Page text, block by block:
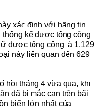
xác định với hãng tin
thống kế được tổng cộng
được tổng cộng là 1.129
này liên quan đến 629
hồi tháng 4 vừa qua, khi
đã bị mắc cạn trên bãi
biển lớn nhất của